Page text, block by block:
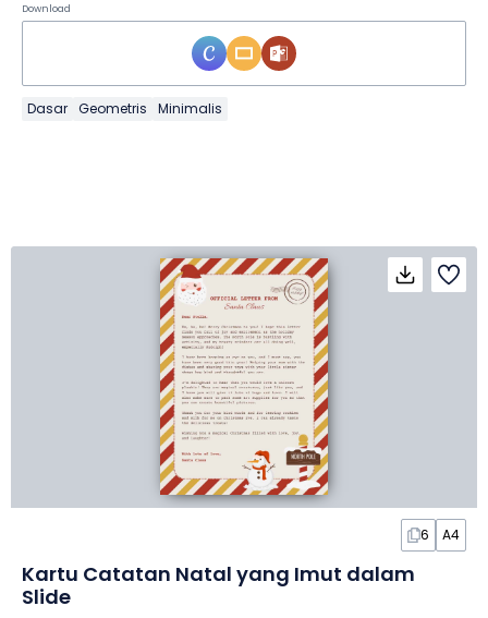
Download
Dasar Geometris Minimalis
6 A4
Kartu Catatan Natal yang Imut dalam
Slide